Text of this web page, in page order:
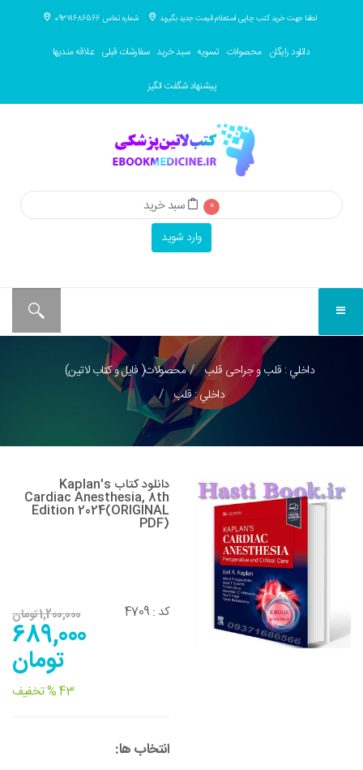
شماره تماس 09371686566 لطفا جهت خرید کتب چاپی استعلام قیمت جدید بگیرید
علاقه مندیها سفارشات قبلی سبد خرید تسویه محصولات دانلود رایگان
پیشنهاد شگفت انگیز
سبد خرید 0
وارد شوید
محصولات( فایل و کتاب لاتین)
داخلي : قلب و جراحی قلب
داخلي : قلب
دانلود کتاب Kaplan's
Cardiac Anesthesia, 8th
Edition 2024(ORIGINAL
PDF)
1,200,000 تومان
689,000
تومان
43 % تخفیف
کد : 4709
انتخاب ها: